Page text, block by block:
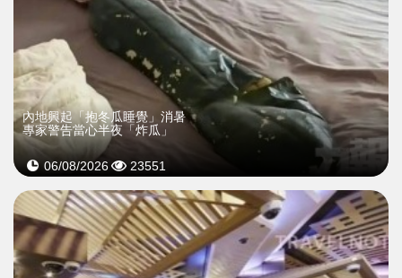
內地興起「抱冬瓜睡覺」消暑
專家警告當心半夜「炸瓜」
06/08/2026 23551